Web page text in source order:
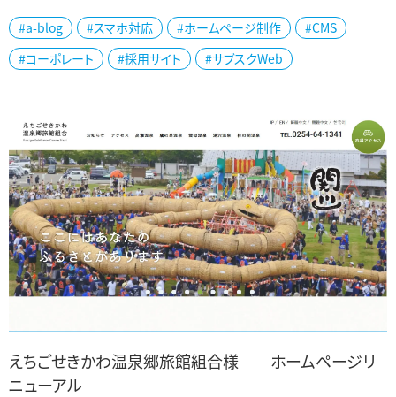
新潟県田上町にある有限会社イズミシステム様のホームページを制
作いたしました。 関東にも営業所を展開されているイズミシステム様
#a-blog #スマホ対応 #ホームページ制作
#CMS
#コーポレート
#採用サイト #サブスクWeb
えちごせきかわ温泉郷旅館組合様 ホームページリ
ニューアル